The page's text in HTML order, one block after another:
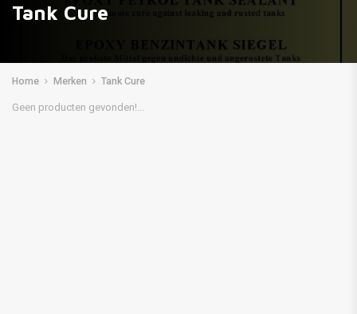
Tank Cure
Home Merken Tank Cure
Geen producten gevonden!...